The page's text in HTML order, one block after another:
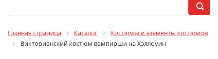
Главная страница Каталог
Костюмы и элементы костюмов
Викторианский костюм вампирши на Хэллоуин